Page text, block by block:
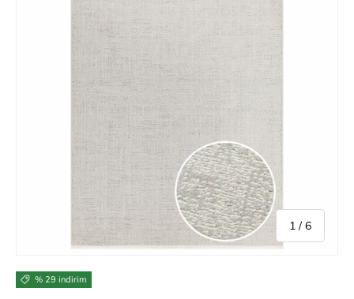
1 //6
% 29 indirim